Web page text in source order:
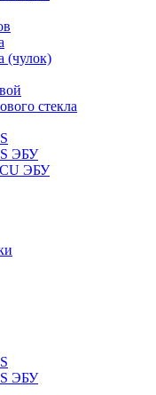
(чулок)
стекла
ЭБУ
ЭБУ
ЭБУ